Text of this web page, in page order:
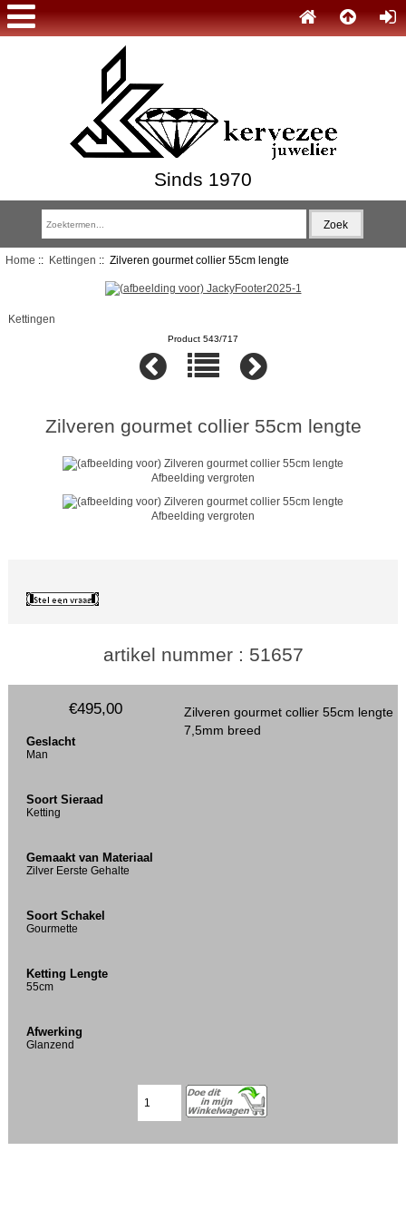
Sinds 1970
Home :: Kettingen :: Zilveren gourmet collier 55cm lengte
Kettingen
Product 543/717
Zilveren gourmet collier 55cm lengte
Afbeelding vergroten
Afbeelding vergroten
artikel nummer : 51657
Zilveren gourmet collier 55cm lengte
7,5mm breed
€495,00
Geslacht
Man
Soort Sieraad
Ketting
Gemaakt van Materiaal
Zilver Eerste Gehalte
Soort Schakel
Gourmette
Ketting Lengte
55cm
Afwerking
Glanzend